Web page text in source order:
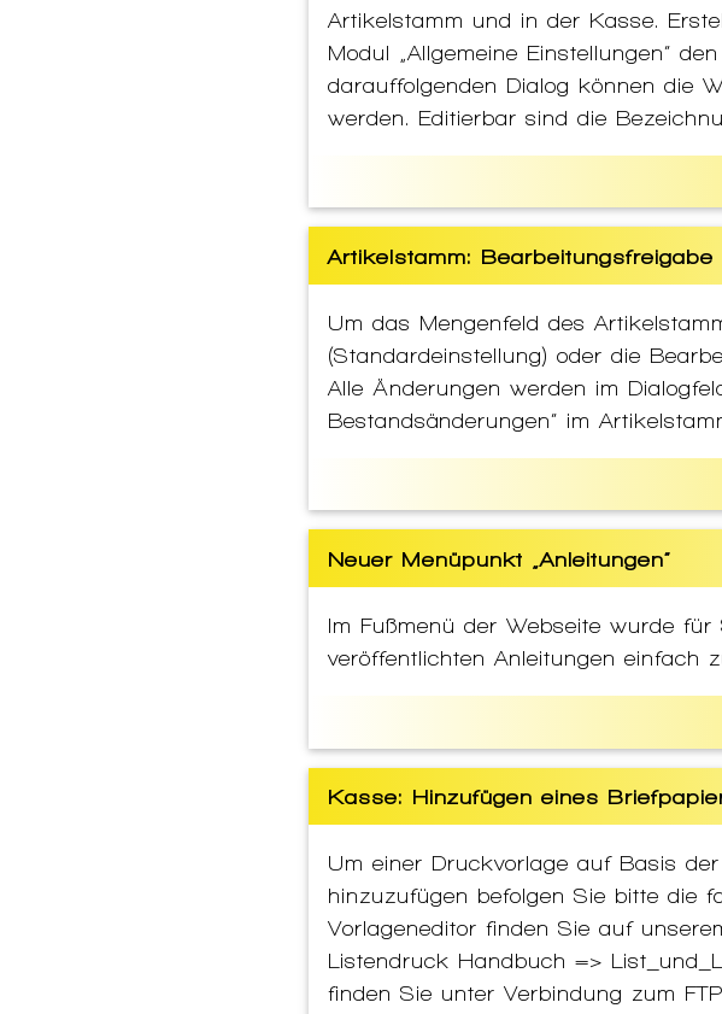
Artikelstamm und in der Kasse.
Modul „Allgemeine Einstellungen“
darauffolgenden Dialog können die
werden. Editierbar sind die
Artikelstamm: Bearbeitungsfreigabe
Um das Mengenfeld des
(Standardeinstellung) oder die
Alle Änderungen werden im
Bestandsänderungen“ im
Neuer Menüpunkt „Anleitungen“
Im Fußmenü der Webseite wurde
veröffentlichten Anleitungen einfach
Kasse: Hinzufügen eines
Um einer Druckvorlage auf Basis
hinzuzufügen befolgen Sie bitte die
Vorlageneditor finden Sie auf
Listendruck Handbuch =>
finden Sie unter Verbindung zum